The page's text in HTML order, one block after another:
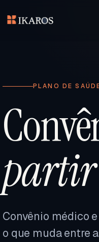
PLANO DE
partir
Convênio médico
o que muda entre